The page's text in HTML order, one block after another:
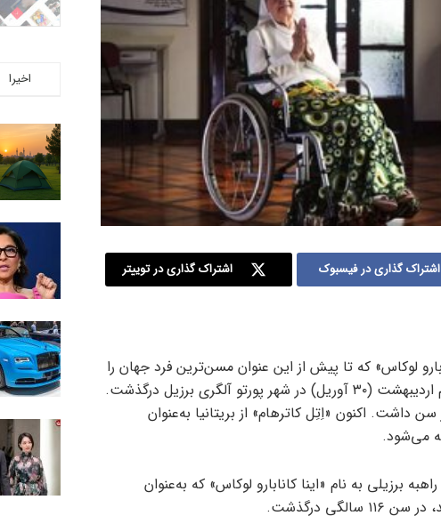
اشتراک گذاری در فیسبوک اشتراک گذاری در توییتر
لوکاس» که تا پیش از این عنوان مسن‌ترین فرد جهان را
در اختیار داشت، روز چهارشنبه دهم اردیبهشت (۳۰ آوریل) در شهر پورتو آلگری برزیل درگذشت.
مرگ ۱۱۶ سال و ۳۲۶ روز سن داشت. اکنون «اِتِل کاترهام» از بریتانیا به‌عنوان
می‌شود.
برزیلی به نام «اینا کانابارو لوکاس» که به‌عنوان
درگذشت.
اخیرا